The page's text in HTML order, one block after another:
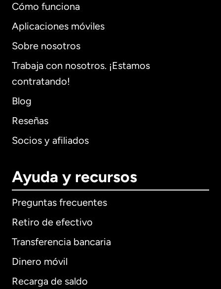
Cómo funciona
Aplicaciones móviles
Sobre nosotros
Trabaja con nosotros. ¡Estamos
contratando!
Blog
Reseñas
Socios y afiliados
Ayuda y recursos
Preguntas frecuentes
Retiro de efectivo
Transferencia bancaria
Dinero móvil
Recarga de saldo